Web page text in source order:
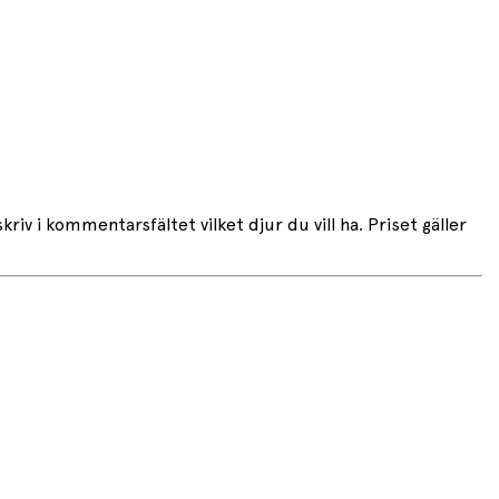
i kommentarsfältet vilket djur du vill ha. Priset gäller